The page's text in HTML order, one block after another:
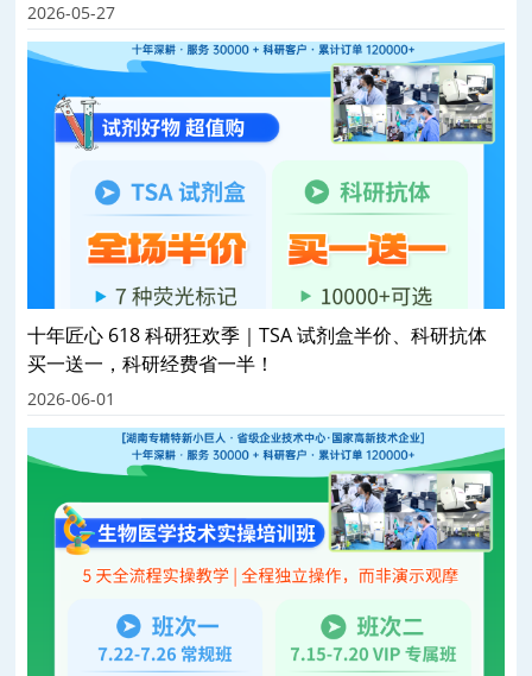
2026-05-27
十年匠心 618 科研狂欢季｜TSA 试剂盒半价、科研抗体
买一送一，科研经费省一半！
2026-06-01